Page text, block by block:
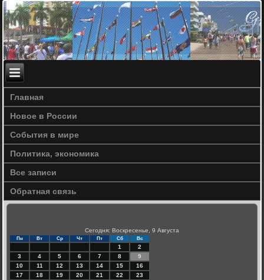
Главная
Новое в России
События в мире
Политика, экономика
Все записи
Обратная связь
Сегодня: Воскресенье, 9 Августа
Пн Вт Ср Чт Пт Сб Вс
1
2
3
4 5 6 7 8
9
10
11 12 13 14 15
16
17
18 19 20 21 22
23